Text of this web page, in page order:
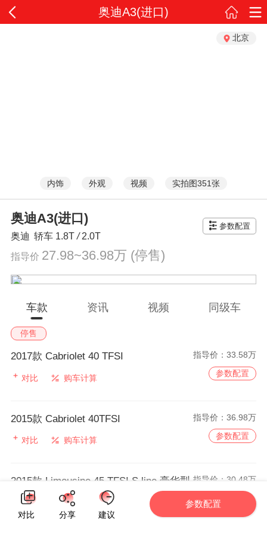
奥迪A3(进口)
北京
内饰 外观 视频 实拍图351张
奥迪A3(进口)
奥迪 轿车 1.8T/2.0T
参数配置
指导价 27.98~36.98万 (停售)
车款 资讯 视频 同级车
停售
2017款 Cabriolet 40 TFSI 指导价：33.58万
对比 购车计算 参数配置
2015款 Cabriolet 40TFSI 指导价：36.98万
对比 购车计算 参数配置
2015款 Limousine 45 TFSI S line 豪华型 指导价： 30.48万
对比 购车计算
参数配置
对比
分享 建议
参数配置